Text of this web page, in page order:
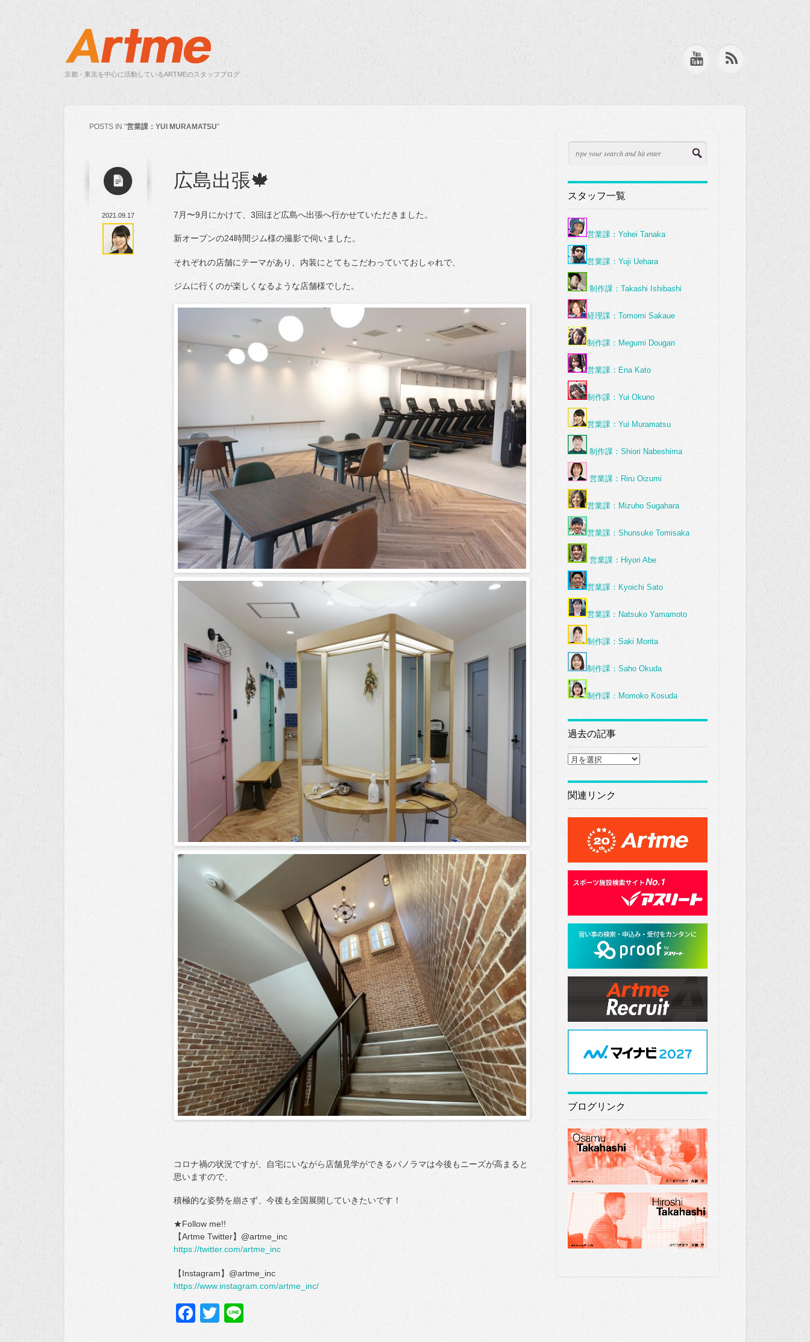
京都・東京を中心に活動しているARTMEのスタッフブログ
POSTS IN "営業課：YUI MURAMATSU"
2021.09.17
広島出張🍁
7月〜9月にかけて、3回ほど広島へ出張へ行かせていただきました。
新オープンの24時間ジム様の撮影で伺いました。
それぞれの店舗にテーマがあり、内装にとてもこだわっていておしゃれで、
ジムに行くのが楽しくなるような店舗様でした。
コロナ禍の状況ですが、自宅にいながら店舗見学ができるパノラマは今後もニーズが高まると
思いますので、
積極的な姿勢を崩さず、今後も全国展開していきたいです！
★Follow me!!
【Artme Twitter】@artme_inc
https://twitter.com/artme_inc
【Instagram】@artme_inc
https://www.instagram.com/artme_inc/
Facebook
Twitter
スタッフ一覧
営業課：Yohei Tanaka
営業課：Yuji Uehara
制作課：Takashi Ishibashi
経理課：Tomomi Sakaue
制作課：Megumi Dougan
営業課：Ena Kato
制作課：Yui Okuno
営業課：Yui Muramatsu
制作課：Shiori Nabeshima
営業課：Riru Oizumi
営業課：Mizuho Sugahara
営業課：Shunsuke Tomisaka
営業課：Hiyori Abe
営業課：Kyoichi Sato
営業課：Natsuko Yamamoto
制作課：Saki Morita
制作課：Saho Okuda
制作課：Momoko Kosuda
過去の記事
過
の
記
関連リンク
ブログリンク